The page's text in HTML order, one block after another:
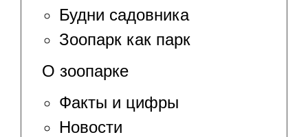
Будни садовника
Зоопарк как парк
О зоопарке
Факты и цифры
Новости